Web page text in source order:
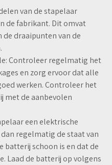
van de stapelaar
de fabrikant. Dit omvat
de draaipunten van de
Controleer regelmatig het
en zorg ervoor dat alle
werken. Controleer het
met de aanbevolen
een elektrische
regelmatig de staat van
batterij schoon is en dat de
Laad de batterij op volgens